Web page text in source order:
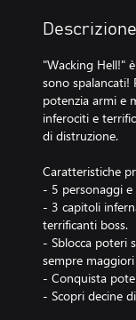
Descrizione
"Wacking Hell!"
sono spalancati!
potenzia armi e
inferociti e
di distruzione.
Caratteristiche
- 5 personaggi
- 3 capitoli
terrificanti boss.
- Sblocca poteri
sempre
- Conquista
- Scopri decine